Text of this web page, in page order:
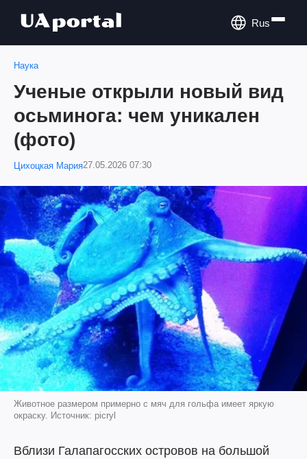
Rus
Наука
Ученые открыли новый вид
осьминога: чем уникален
(фото)
Цихоцкая Мария27.05.2026 07:30
Животное размером примерно с мяч для гольфа имеет яркую
окраску. Источник: picryl
Вблизи Галапагосских островов на большой